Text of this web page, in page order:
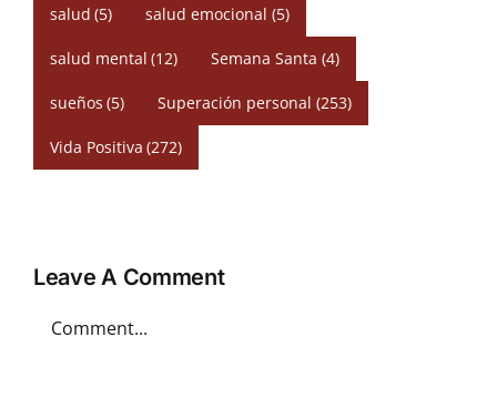
salud (5) salud emocional (5)
salud mental (12) Semana Santa (4)
sueños (5) Superación personal (253)
Vida Positiva (272)
Leave A Comment